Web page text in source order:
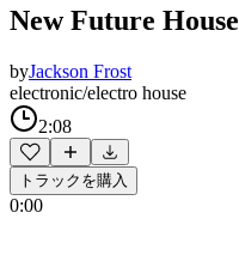
New Future House
byJackson Frost
electronic/electro house
2:08
トラックを購入
0:00